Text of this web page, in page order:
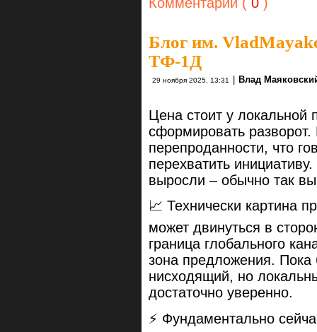
Комментарии ( 0 )
Блог им.
ТФ-1Д
29 ноября 2025, 13:31 Влад
Цена стоит у локальной
сформировать разворот.
перепроданности, что
перехватить
выросли – обычно так
📈 Технически картина
может двинуться в
граница глобального
зона предложения.
нисходящий, но
достаточно уверенно.
⚡️ Фундаментально